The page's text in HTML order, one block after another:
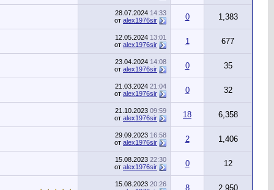
28.07.2024 14:33
от alex1976sir 0 1,383
12.05.2024 13:01
от alex1976sir 1 677
23.04.2024 14:08
от alex1976sir 0 35
21.03.2024 21:04
от alex1976sir 0 32
21.10.2023 09:59
от alex1976sir 18 6,358
29.09.2023 16:58
от alex1976sir 2 1,406
15.08.2023 22:30
от alex1976sir 0 12
15.08.2023 20:26
8 2,950